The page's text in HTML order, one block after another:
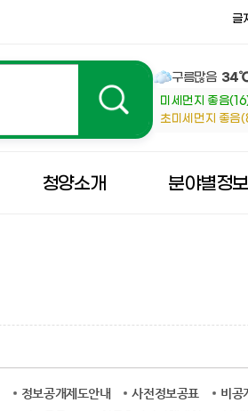
글
구름많음
미세먼지 좋음
초미세먼지 좋음
청양소개 분야별정보
정보공개제도안내 사전정보공표 비공